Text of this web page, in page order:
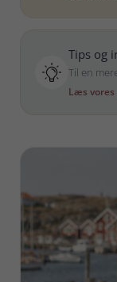
Tips og
Til en
Læs